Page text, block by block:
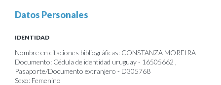
Datos Personales
IDENTIDAD
Nombre en citaciones bibliográficas: CONSTANZA MOREIRA
Documento: Cédula de identidad uruguay - 16505662 ,
Pasaporte/Documento extranjero - D305768
Sexo: Femenino